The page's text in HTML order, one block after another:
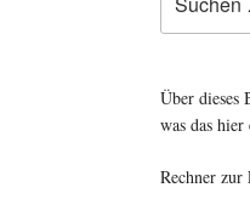
nach:
Über dieses
was das
Rechner zur